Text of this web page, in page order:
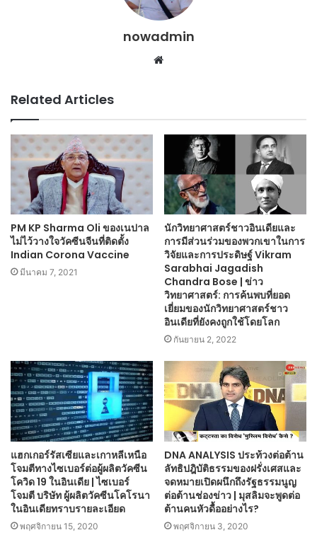
nowadmin
Website
Related Articles
PM KP Sharma Oli ของเนปาล
ไม่ไว้วางใจวัคซีนจีนที่ติดตั้ง
Indian Corona Vaccine
มีนาคม 7, 2021
นักวิทยาศาสตร์ชาวอินเดียและ
การมีส่วนร่วมของพวกเขาในการ
วิจัยและการประดิษฐ์ Vikram
Sarabhai Jagadish
Chandra Bose | ข่าว
วิทยาศาสตร์: การค้นพบที่ยอด
เยี่ยมของนักวิทยาศาสตร์ชาว
อินเดียที่ยังคงถูกใช้โดยโลก
กันยายน 2, 2022
แฮกเกอร์รัสเซียและเกาหลีเหนือ
โจมตีทางไซเบอร์ต่อผู้ผลิตวัคซีน
โควิด 19 ในอินเดีย | ไซเบอร์
โจมตี บริษัท ผู้ผลิตวัคซีนโคโรนา
ในอินเดียทราบรายละเอียด
พฤศจิกายน 15, 2020
DNA ANALYSIS ประท้วงต่อต้าน
ลัทธิปฎิบัติธรรมของฝรั่งเศสและ
จดหมายเปิดผนึกถึงรัฐธรรมนูญ
ต่อต้านช่องข่าว | มุสลิมจะพูดต่อ
ต้านคนหัวดื้ออย่างไร?
พฤศจิกายน 3, 2020